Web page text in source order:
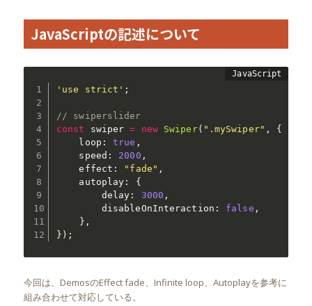
JavaScriptの記述について
'use strict' ;
// swiperslider
const
swiper = new Swiper( ".mySwiper" ,
{
    loop
: true ,
    speed
: 2000 ,
    effect
: "fade" ,
    autoplay
:
{
        delay
: 3000 ,
        disableOnInteraction
: false ,
} ,
} ) ;
今回は、DemosのEffect fade、Infinite loop、Autoplayを参考に
組み合わせて対応している。